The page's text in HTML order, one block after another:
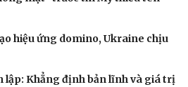
hiệu ứng domino, Ukraine chịu
lập: Khẳng định bản lĩnh và giá trị